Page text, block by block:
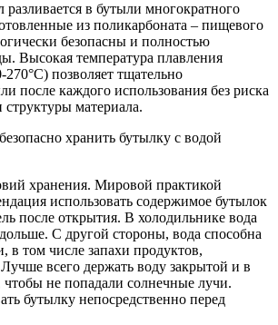
в бутыли многократного
из поликарбоната – пищевого
безопасны и полностью
Высокая температура плавления
позволяет тщательно
после каждого использования без риска
материала.
хранить бутылку c водой
хранения. Мировой практикой
использовать содержимое бутылок
после открытия. В холодильнике вода
С другой стороны, вода способна
в том числе запахи продуктов,
всего держать воду закрытой и в
чтобы не попадали солнечные лучи.
бутылку непосредственно перед